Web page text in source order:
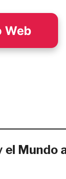
Web
el Mundo